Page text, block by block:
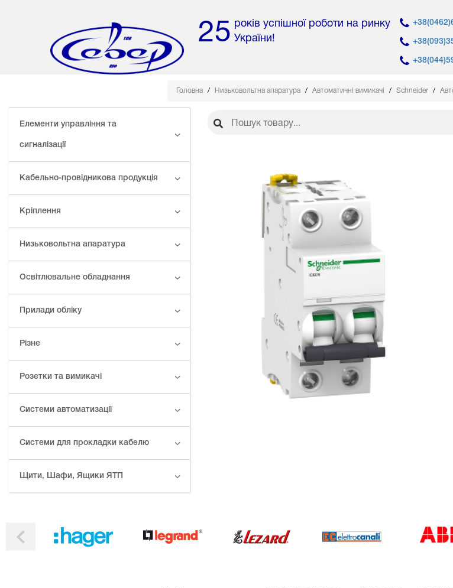
25 років успішної роботи на ринку
України!
Елементи управління та
сигналізації
Кабельно-провідникова продукція
Кріплення
Низьковольтна апаратура
Освітлювальне обладнання
Прилади обліку
Різне
Розетки та вимикачі
Системи автоматизації
Системи для прокладки кабелю
Щити, Шафи, Ящики ЯТП
Головна Низьковольтна апаратура Автоматичні вимикачі Schneider